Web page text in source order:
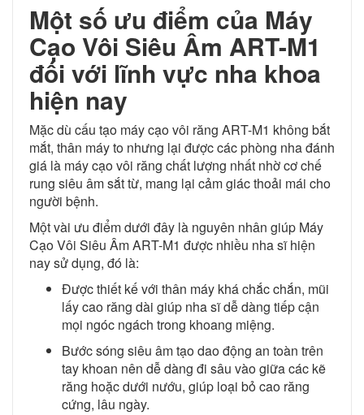
Một số ưu điểm của Máy
Cạo Vôi Siêu Âm ART-M1
đối với lĩnh vực nha khoa
hiện nay
Mặc dù cấu tạo máy cạo vôi răng ART-M1 không bắt
mắt, thân máy to nhưng lại được các phòng nha đánh
giá là máy cạo vôi răng chất lượng nhất nhờ cơ chế
rung siêu âm sắt từ, mang lại cảm giác thoải mái cho
người bệnh.
Một vài ưu điểm dưới đây là nguyên nhân giúp Máy
Cạo Vôi Siêu Âm ART-M1 được nhiều nha sĩ hiện
nay sử dụng, đó là:
Được thiết kế với thân máy khá chắc chắn, mũi
lấy cao răng dài giúp nha sĩ dễ dàng tiếp cận
mọi ngóc ngách trong khoang miệng.
Bước sóng siêu âm tạo dao động an toàn trên
tay khoan nên dễ dàng đi sâu vào giữa các kẽ
răng hoặc dưới nướu, giúp loại bỏ cao răng
cứng, lâu ngày.